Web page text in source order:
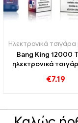
Bang King 12000
ηλεκτρονικά
€7.19